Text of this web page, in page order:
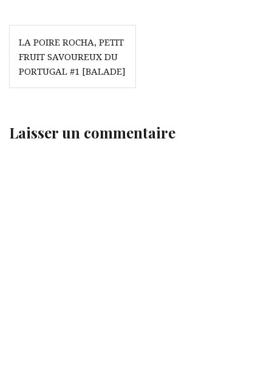
Navigation
de
l’article
LA POIRE ROCHA, PETIT
FRUIT SAVOUREUX DU
PORTUGAL #1 [BALADE]
Laisser un commentaire